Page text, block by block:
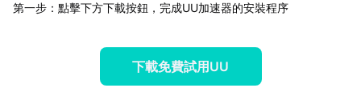
第一步：點擊下方下載按鈕，完成UU加速器的安裝程序
下載免費試用UU